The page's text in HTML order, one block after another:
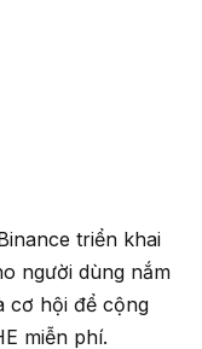
triển khai
người dùng nắm
cơ hội để cộng
miễn phí.